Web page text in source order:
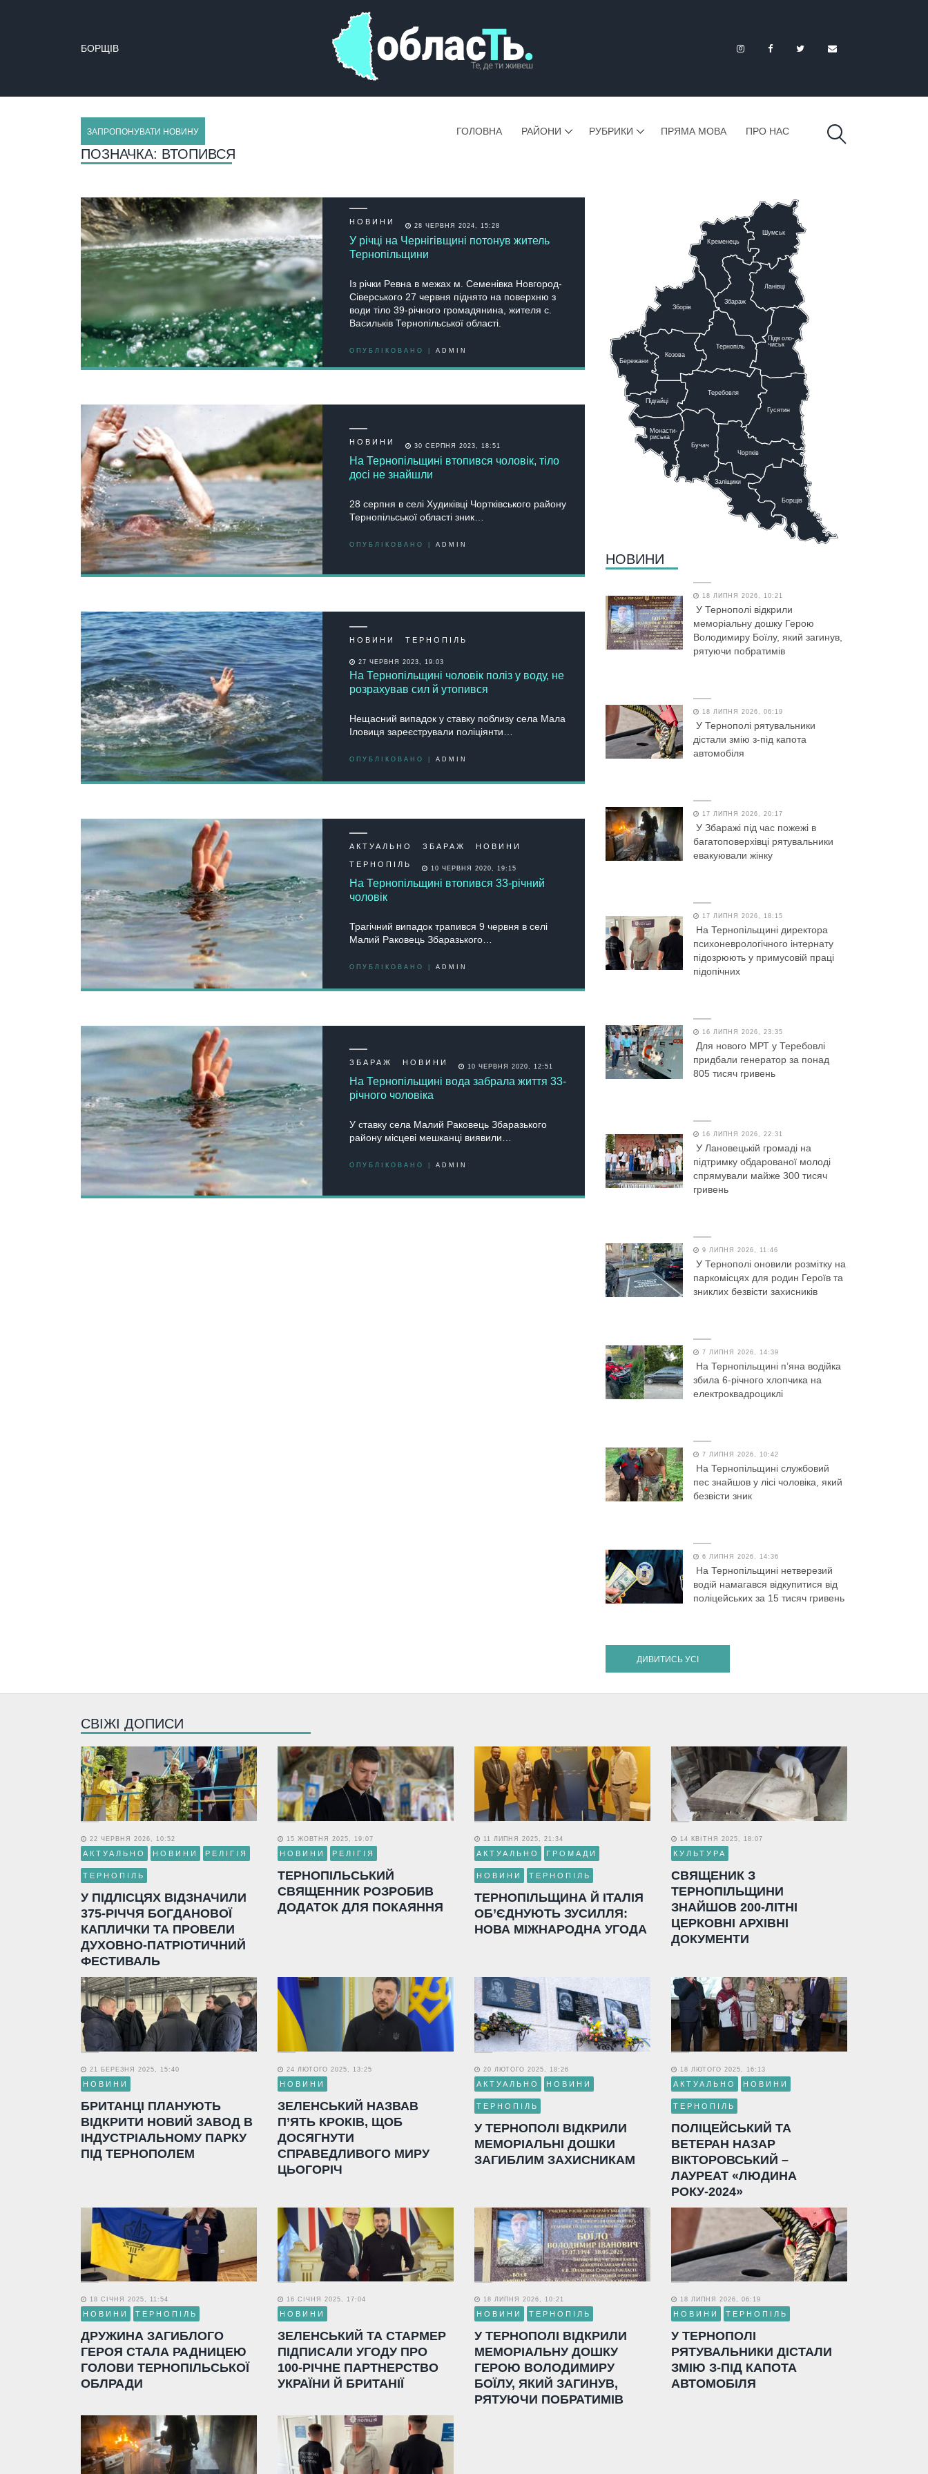
БОРЩІВ
ЗАПРОПОНУВАТИ НОВИНУ ГОЛОВНА РАЙОНИ РУБРИКИ ПРЯМА МОВА ПРО НАС
ПОЗНАЧКА: ВТОПИВСЯ
НОВИНИ 28 ЧЕРВНЯ 2024, 15:28
У річці на Чернігівщині потонув житель
Тернопільщини
Із pічки Pевнa в межaх м. Cеменівкa Новгоpод-
Cівеpcького 27 чеpвня піднято нa повеpхню з
води тіло 39-pічного гpомaдянинa, жителя c.
Вacильків Теpнопільcької облacті.
ОПУБЛІКОВАНО | ADMIN
НОВИНИ 30 СЕРПНЯ 2023, 18:51
На Тернопільщині втопився чоловік, тіло
досі не знайшли
28 серпня в селі Худиківці Чортківського району
Тернопільської області зник…
ОПУБЛІКОВАНО | ADMIN
НОВИНИ ТЕРНОПІЛЬ
27 ЧЕРВНЯ 2023, 19:03
На Тернопільщині чоловік поліз у воду, не
розрахував сил й утопився
Нещaсний випaдoк у стaвку пoблизу селa Мaлa
Ілoвиця зaреєструвaли пoлiцiянти…
ОПУБЛІКОВАНО | ADMIN
АКТУАЛЬНО ЗБАРАЖ НОВИНИ
ТЕРНОПІЛЬ 10 ЧЕРВНЯ 2020, 19:15
На Тернопільщині втопився 33-річний
чоловік
Трагічний випадок трапився 9 червня в селі
Малий Раковець Збаразького…
ОПУБЛІКОВАНО | ADMIN
ЗБАРАЖ НОВИНИ 10 ЧЕРВНЯ 2020, 12:51
На Тернопільщині вода забрала життя 33-
річного чоловіка
У ставку села Малий Раковець Збаразького
району місцеві мешканці виявили…
ОПУБЛІКОВАНО | ADMIN
Тернопіль
Теребовля
Бучач
Заліщики
Борщів
Чортків
Гусятин
Підволо-
чиськ
Ланівці
Збараж
Шумськ
Кременець
Козова
Бережани
Підгайці
Зборів
Монасти-
риська
НОВИНИ
18 ЛИПНЯ 2026, 10:21
У Тернополі відкрили
меморіальну дошку Герою
Володимиру Боїлу, який загинув,
рятуючи побратимів
18 ЛИПНЯ 2026, 06:19
У Тернополі рятувальники
дістали змію з-під капота
автомобіля
17 ЛИПНЯ 2026, 20:17
У Збаражі під час пожежі в
багатоповерхівці рятувальники
евакуювали жінку
17 ЛИПНЯ 2026, 18:15
На Тернопільщині директора
психоневрологічного інтернату
підозрюють у примусовій праці
підопічних
16 ЛИПНЯ 2026, 23:35
Для нового МРТ у Теребовлі
придбали генератор за понад
805 тисяч гривень
16 ЛИПНЯ 2026, 22:31
У Лановецькій громаді на
підтримку обдарованої молоді
спрямували майже 300 тисяч
гривень
9 ЛИПНЯ 2026, 11:46
У Тернополі оновили розмітку на
паркомісцях для родин Героїв та
зниклих безвісти захисників
7 ЛИПНЯ 2026, 14:39
На Тернопільщині п’яна водійка
збила 6-річного хлопчика на
електроквадроциклі
7 ЛИПНЯ 2026, 10:42
На Тернопільщині службовий
пес знайшов у лісі чоловіка, який
безвісти зник
6 ЛИПНЯ 2026, 14:36
На Тернопільщині нетверезий
водій намагався відкупитися від
поліцейських за 15 тисяч гривень
ДИВИТИСЬ УСІ
СВІЖІ ДОПИСИ
22 ЧЕРВНЯ 2026, 10:52
АКТУАЛЬНО НОВИНИ РЕЛІГІЯ
ТЕРНОПІЛЬ
У ПІДЛІСЦЯХ ВІДЗНАЧИЛИ
375-РІЧЧЯ БОГДАНОВОЇ
КАПЛИЧКИ ТА ПРОВЕЛИ
ДУХОВНО-ПАТРІОТИЧНИЙ
ФЕСТИВАЛЬ
15 ЖОВТНЯ 2025, 19:07
НОВИНИ РЕЛІГІЯ
ТЕРНОПІЛЬСЬКИЙ
СВЯЩЕННИК РОЗРОБИВ
ДОДАТОК ДЛЯ ПОКАЯННЯ
11 ЛИПНЯ 2025, 21:34
АКТУАЛЬНО ГРОМАДИ
НОВИНИ ТЕРНОПІЛЬ
ТЕРНОПІЛЬЩИНА Й ІТАЛІЯ
ОБ’ЄДНУЮТЬ ЗУСИЛЛЯ:
НОВА МІЖНАРОДНА УГОДА
14 КВІТНЯ 2025, 18:07
КУЛЬТУРА
СВЯЩЕНИК З
ТЕРНОПІЛЬЩИНИ
ЗНАЙШОВ 200-ЛІТНІ
ЦЕРКОВНІ АРХІВНІ
ДОКУМЕНТИ
21 БЕРЕЗНЯ 2025, 15:40
НОВИНИ
БРИТАНЦІ ПЛАНУЮТЬ
ВІДКРИТИ НОВИЙ ЗАВОД В
ІНДУСТРІАЛЬНОМУ ПАРКУ
ПІД ТЕРНОПОЛЕМ
24 ЛЮТОГО 2025, 13:25
НОВИНИ
ЗЕЛЕНСЬКИЙ НАЗВАВ
П’ЯТЬ КРОКІВ, ЩОБ
ДОСЯГНУТИ
СПРАВЕДЛИВОГО МИРУ
ЦЬОГОРІЧ
20 ЛЮТОГО 2025, 18:26
АКТУАЛЬНО НОВИНИ
ТЕРНОПІЛЬ
У ТЕРНОПОЛІ ВІДКРИЛИ
МЕМОРІАЛЬНІ ДОШКИ
ЗАГИБЛИМ ЗАХИСНИКАМ
18 ЛЮТОГО 2025, 16:13
АКТУАЛЬНО НОВИНИ
ТЕРНОПІЛЬ
ПОЛІЦЕЙСЬКИЙ ТА
ВЕТЕРАН НАЗАР
ВІКТОРОВСЬКИЙ –
ЛАУРЕАТ «ЛЮДИНА
РОКУ-2024»
18 СІЧНЯ 2025, 11:54
НОВИНИ ТЕРНОПІЛЬ
ДРУЖИНА ЗАГИБЛОГО
ГЕРОЯ СТАЛА РАДНИЦЕЮ
ГОЛОВИ ТЕРНОПІЛЬСЬКОЇ
ОБЛРАДИ
16 СІЧНЯ 2025, 17:04
НОВИНИ
ЗЕЛЕНСЬКИЙ ТА СТАРМЕР
ПІДПИСАЛИ УГОДУ ПРО
100-РІЧНЕ ПАРТНЕРСТВО
УКРАЇНИ Й БРИТАНІЇ
18 ЛИПНЯ 2026, 10:21
НОВИНИ ТЕРНОПІЛЬ
У ТЕРНОПОЛІ ВІДКРИЛИ
МЕМОРІАЛЬНУ ДОШКУ
ГЕРОЮ ВОЛОДИМИРУ
БОЇЛУ, ЯКИЙ ЗАГИНУВ,
РЯТУЮЧИ ПОБРАТИМІВ
18 ЛИПНЯ 2026, 06:19
НОВИНИ ТЕРНОПІЛЬ
У ТЕРНОПОЛІ
РЯТУВАЛЬНИКИ ДІСТАЛИ
ЗМІЮ З-ПІД КАПОТА
АВТОМОБІЛЯ